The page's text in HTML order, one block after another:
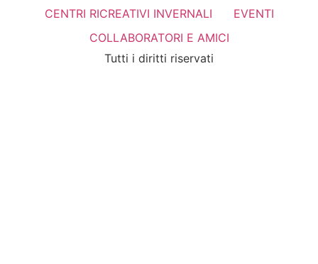
CENTRI RICREATIVI INVERNALI
EVENTI
COLLABORATORI E AMICI
Tutti i diritti riservati